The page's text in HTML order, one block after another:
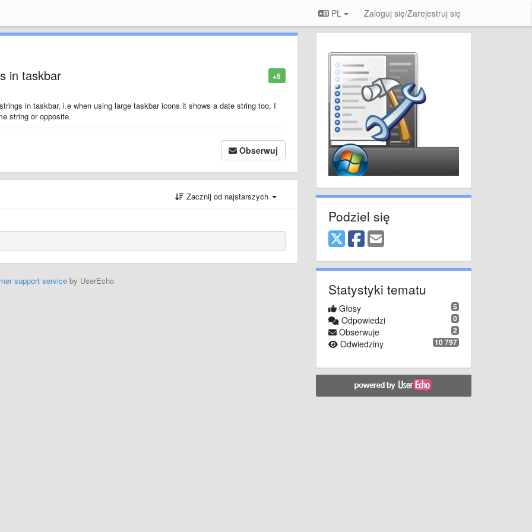
PL Zaloguj się/Zarejestruj się
+5
in taskbar
in taskbar, i.e when using large taskbar icons it shows a date string too, I
string or opposite.
Obserwuj
Zacznij od najstarszych
support serviceby UserEcho
Podziel się
Statystyki tematu
5
Głosy
0
Odpowiedzi
2
Obserwuje
10 797
Odwiedziny